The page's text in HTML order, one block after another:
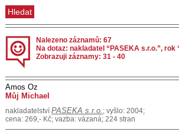
Nalezeno záznamů: 67
Na dotaz: nakladatel “PASEKA s.r.o.”, rok
Zobrazuji záznamy: 31 - 40
Amos Oz
Můj Michael
nakladatelství PASEKA s.r.o. ; vyšlo: 2004;
cena: 269,- Kč; vazba: vázaná; 224 stran